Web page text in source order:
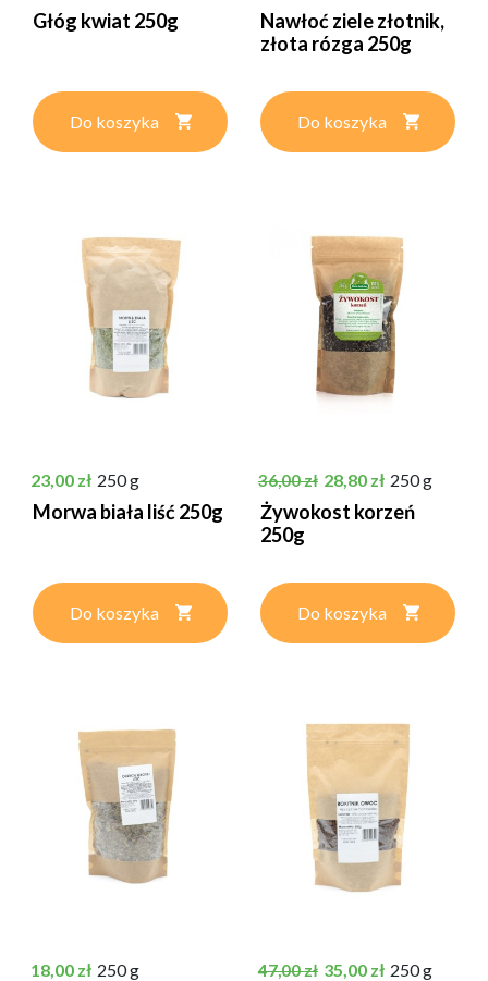
Głóg kwiat 250g
Do koszyka
Nawłoć ziele złotnik,
złota rózga 250g
Do koszyka
Cena
23,00 zł 250 g
Morwa biała liść 250g
Do koszyka
Cena podstawowa
36,00 zł Cena
28,80 zł 250 g
Żywokost korzeń
250g
Do koszyka
Cena
18,00 zł 250 g Cena podstawowa
47,00 zł Cena
35,00 zł 250 g